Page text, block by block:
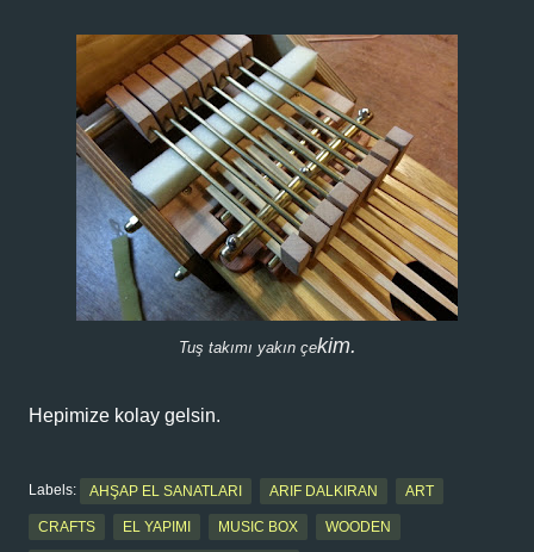
Tuş takımı yakın çekim.
Hepimize kolay gelsin.
Labels: AHŞAP EL SANATLARI ARIF DALKIRAN ART
CRAFTS EL YAPIMI MUSIC BOX WOODEN